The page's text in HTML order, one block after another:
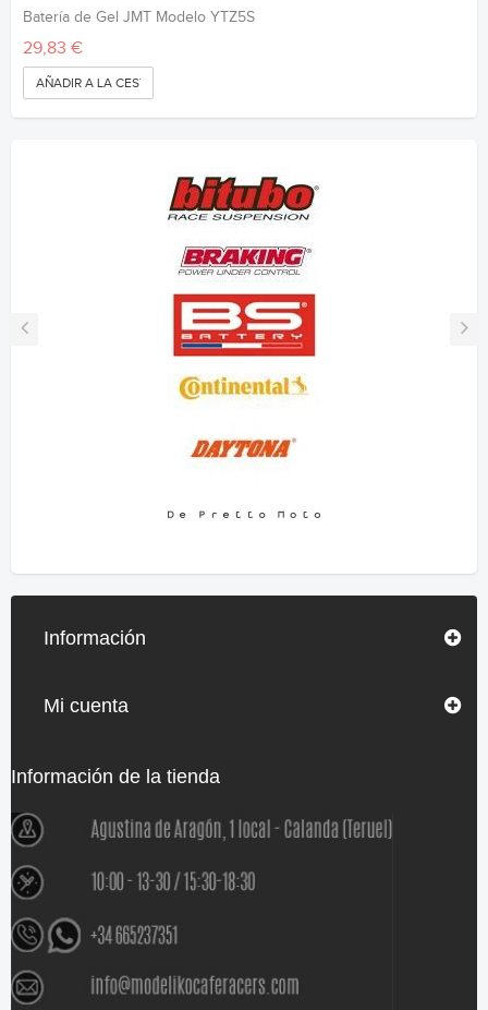
Batería de Gel JMT Modelo YTZ5S
29,83 €
AÑADIR A LA CESTA
Información
Mi cuenta
Información de la tienda